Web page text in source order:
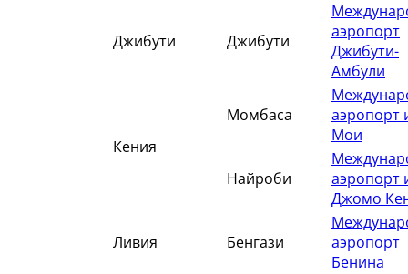
Джибути Джибути
аэропорт
Джибути-
Амбули
Кения
Момбаса
аэропорт
Мои
Найроби
аэропорт
Джомо
Ливия Бенгази
аэропорт
Бенина